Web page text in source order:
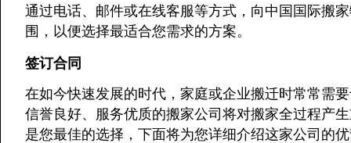
通过电话、邮件或在线客服等方式，向中国国际搬
围，以便选择最适合您需求的方案。
签订合同
在如今快速发展的时代，家庭或企业搬迁时常常需
信誉良好、服务优质的搬家公司将对搬家全过程产
是您最佳的选择，下面将为您详细介绍这家公司的